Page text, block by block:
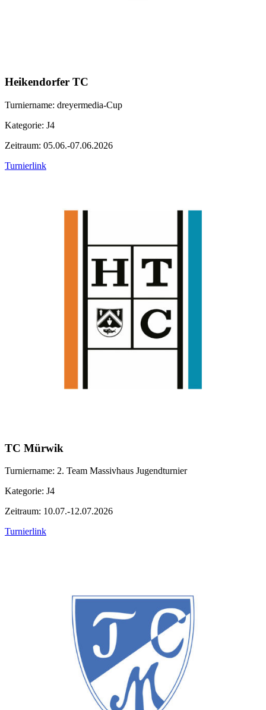
Heikendorfer TC
Turniername: dreyermedia-Cup
Kategorie: J4
Zeitraum: 05.06.-07.06.2026
Turnierlink
TC Mürwik
Turniername: 2. Team Massivhaus Jugendturnier
Kategorie: J4
Zeitraum: 10.07.-12.07.2026
Turnierlink